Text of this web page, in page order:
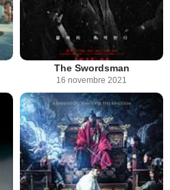
The Swordsman
16 novembre 2021